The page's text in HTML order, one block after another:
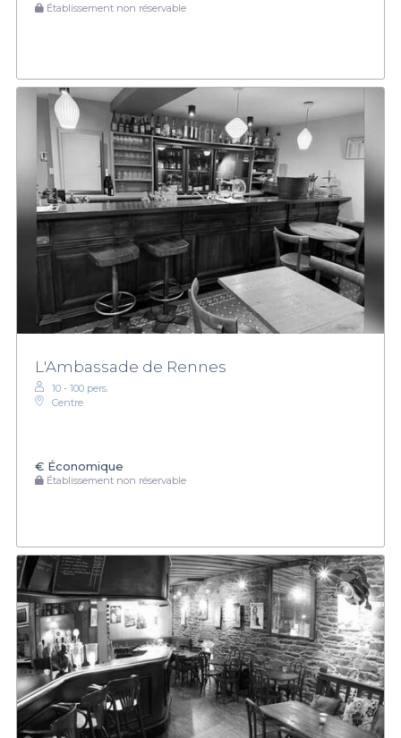
Établissement non réservable
L'Ambassade de Rennes
10 - 100 pers.
Centre
€ Économique
Établissement non réservable